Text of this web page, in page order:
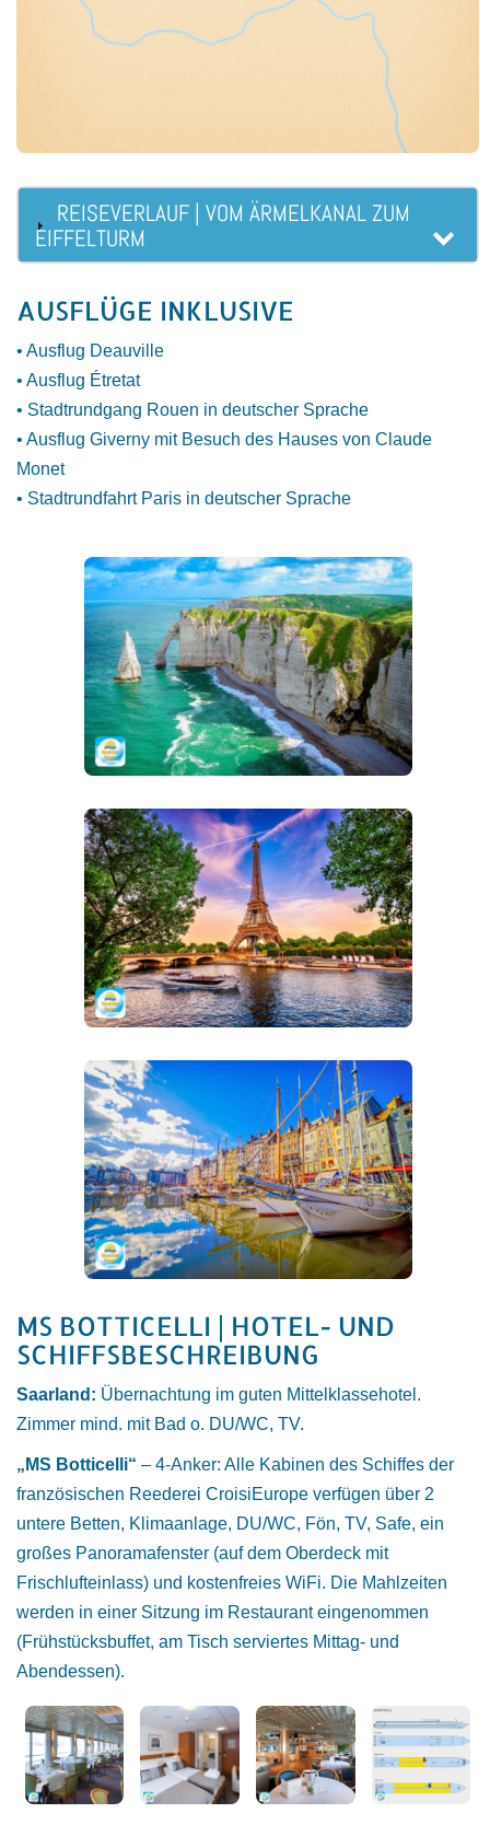
REISEVERLAUF | VOM ÄRMELKANAL ZUM
EIFFELTURM
AUSFLÜGE INKLUSIVE
• Ausflug Deauville
• Ausflug Étretat
• Stadtrundgang Rouen in deutscher Sprache
• Ausflug Giverny mit Besuch des Hauses von Claude
Monet
• Stadtrundfahrt Paris in deutscher Sprache
MS BOTTICELLI | HOTEL- UND
SCHIFFSBESCHREIBUNG
Saarland: Übernachtung im guten Mittelklassehotel.
Zimmer mind. mit Bad o. DU/WC, TV.
„MS Botticelli“ – 4-Anker: Alle Kabinen des Schiffes der
französischen Reederei CroisiEurope verfügen über 2
untere Betten, Klimaanlage, DU/WC, Fön, TV, Safe, ein
großes Panoramafenster (auf dem Oberdeck mit
Frischlufteinlass) und kostenfreies WiFi. Die Mahlzeiten
werden in einer Sitzung im Restaurant eingenommen
(Frühstücksbuffet, am Tisch serviertes Mittag- und
Abendessen).